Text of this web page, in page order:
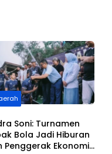
Soni: Turnamen
Bola Jadi Hiburan
Penggerak Ekonomi